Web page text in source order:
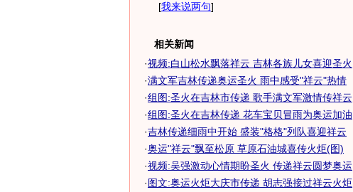
[我来说两句]
相关新闻
·视频:白山松水飘落祥云 吉林各族儿女喜迎圣火
·满文军吉林传递奥运圣火 雨中感受"祥云"热情
·组图:圣火在吉林市传递 歌手满文军激情传祥云
·组图:圣火在吉林传递 花车宝贝冒雨为奥运加油
·吉林传递细雨中开始 盛装"格格"列队喜迎祥云
·奥运"祥云"飘至松原 草原石油城喜传火炬(图)
·视频:吴强激动心情期盼圣火 传递祥云圆梦奥运
·图文:奥运火炬大庆市传递 胡志强接过祥云火炬